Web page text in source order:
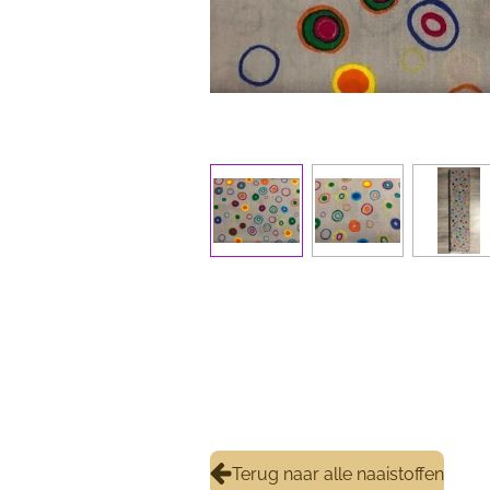
Terug naar alle naaistoffen